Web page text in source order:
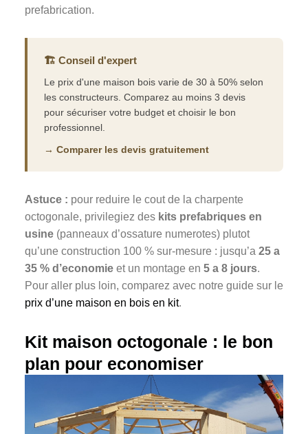
prefabrication.
🏗️ Conseil d'expert
Le prix d'une maison bois varie de 30 à 50% selon
les constructeurs. Comparez au moins 3 devis
pour sécuriser votre budget et choisir le bon
professionnel.
→ Comparer les devis gratuitement
Astuce : pour reduire le cout de la charpente
octogonale, privilegiez des kits prefabriques en
usine (panneaux d’ossature numerotes) plutot
qu’une construction 100 % sur-mesure : jusqu’a 25 a
35 % d’economie et un montage en 5 a 8 jours.
Pour aller plus loin, comparez avec notre guide sur le
prix d’une maison en bois en kit.
Kit maison octogonale : le bon
plan pour economiser